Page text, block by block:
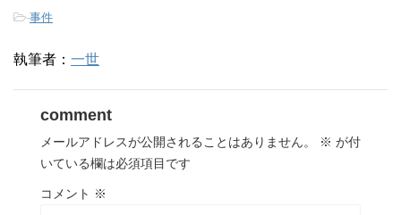
-事件
執筆者： 一世
comment
メールアドレスが公開されることはありません。 ※ が付
いている欄は必須項目です
コメント ※